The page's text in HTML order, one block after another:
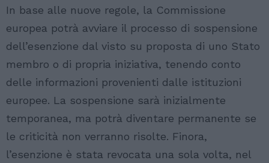
In base alle nuove regole, la Commissione
europea potrà avviare il processo di sospensione
dell’esenzione dal visto su proposta di uno Stato
membro o di propria iniziativa, tenendo conto
delle informazioni provenienti dalle istituzioni
europee. La sospensione sarà inizialmente
temporanea, ma potrà diventare permanente se
le criticità non verranno risolte. Finora,
l’esenzione è stata revocata una sola volta, nel